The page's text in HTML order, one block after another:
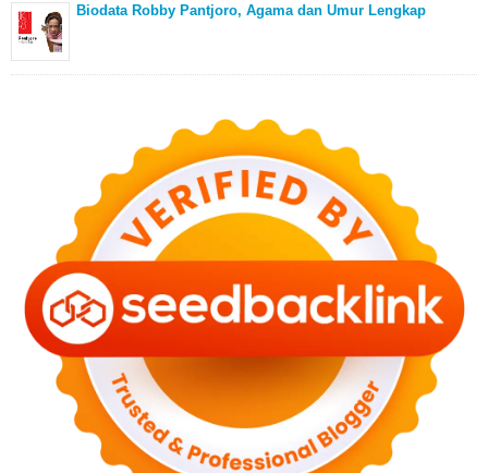
Biodata Robby Pantjoro, Agama dan Umur Lengkap